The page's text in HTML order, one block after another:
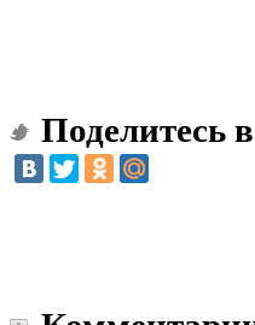
Поделитесь